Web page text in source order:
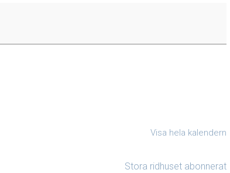
Visa hela kalendern
Stora ridhuset abonnerat